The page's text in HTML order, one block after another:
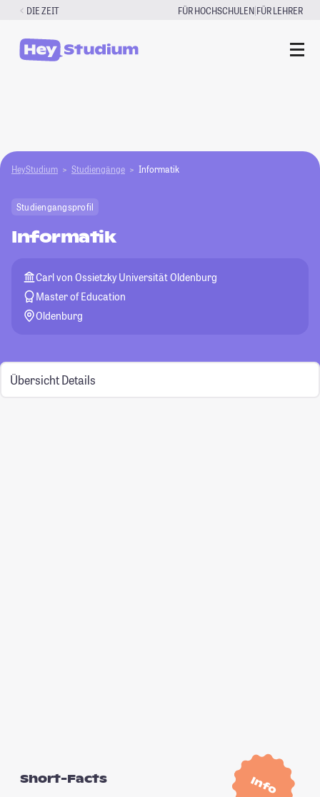
Zum
springen
DIE ZEIT FÜR HOCHSCHULEN|FÜR LEHRER
HeyStudium Studiengänge Informatik
Studiengangsprofil
Informatik
Carl von Ossietzky Universität Oldenburg
Master of Education
Oldenburg
Übersicht Details
Info
Short-Facts